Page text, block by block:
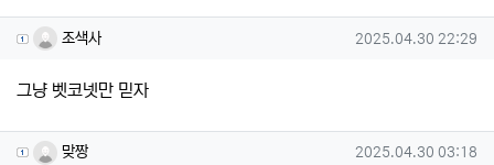
조색사님의 댓글
조색사 작성일
2025.04.30 22:29
그냥 벳코넷만 믿자
맞짱님의 댓글
맞짱 작성일
2025.04.30 03:18